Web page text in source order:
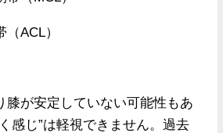
ACL）
膝が安定していない可能性もあ
感じ”は軽視できません。過去